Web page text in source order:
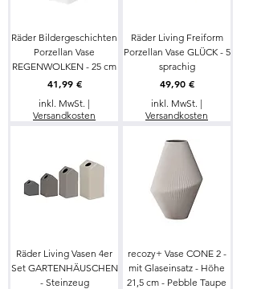
Räder Bildergeschichten
Porzellan Vase
REGENWOLKEN - 25 cm
Preis
41,99 €
inkl. MwSt. |
Versandkosten
Räder Living Freiform
Porzellan Vase GLÜCK - 5
sprachig
Preis
49,90 €
inkl. MwSt. |
Versandkosten
Räder Living Vasen 4er
Set GARTENHÄUSCHEN
- Steinzeug
recozy+ Vase CONE 2 -
mit Glaseinsatz - Höhe
21,5 cm - Pebble Taupe